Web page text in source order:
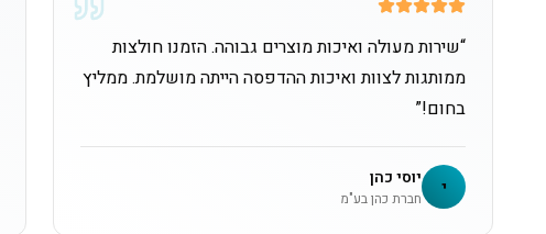
“שירות מעולה ואיכות מוצרים גבוהה. הזמנו חולצות
ממותגות לצוות ואיכות ההדפסה הייתה מושלמת. ממליץ
בחום!”
י יוסי כהן
חברת כהן בע"מ